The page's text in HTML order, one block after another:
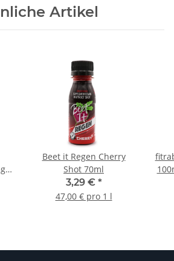
Artikel
Beet it Regen Cherry
Shot 70ml
3,29 € *
47,00 € pro 1 l